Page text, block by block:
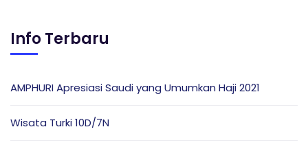
Info Terbaru
AMPHURI Apresiasi Saudi yang Umumkan Haji 2021
Wisata Turki 10D/7N